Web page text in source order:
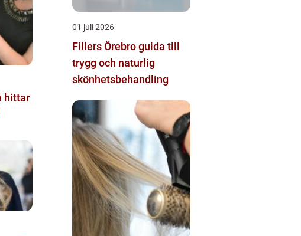
01 juli 2026
Fillers Örebro guida till
trygg och naturlig
skönhetsbehandling